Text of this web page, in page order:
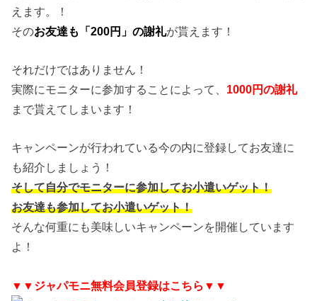
えます。！
そのお友達も「200円」の謝礼が貰えます！
それだけではありません！
実際にモニターに参加することによって、 1000円の謝礼
まで貰えてしまいます！
キャンペーンが行われている今の内に登録してお友達に
も紹介しましょう！
そして自分でモニターに参加してお小遣いゲット！
お友達も参加してお小遣いゲット！
そんな何重にも美味しいキャンペーンを開催しています
よ！
▼▼ジャパモニ無料会員登録はこちら▼▼